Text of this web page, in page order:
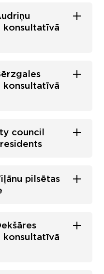
konsultatīvā
konsultatīvā
council
pilsētas
konsultatīvā